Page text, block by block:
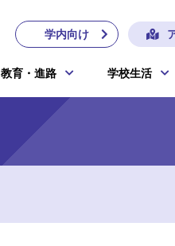
学内向け
教育・進路 学校生活